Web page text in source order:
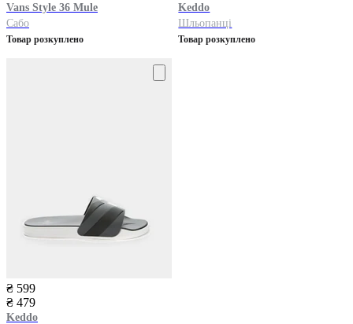
Vans Style 36 Mule
Сабо
Товар розкуплено
Keddo
Шльопанці
Товар розкуплено
₴ 599
₴ 479
Keddo